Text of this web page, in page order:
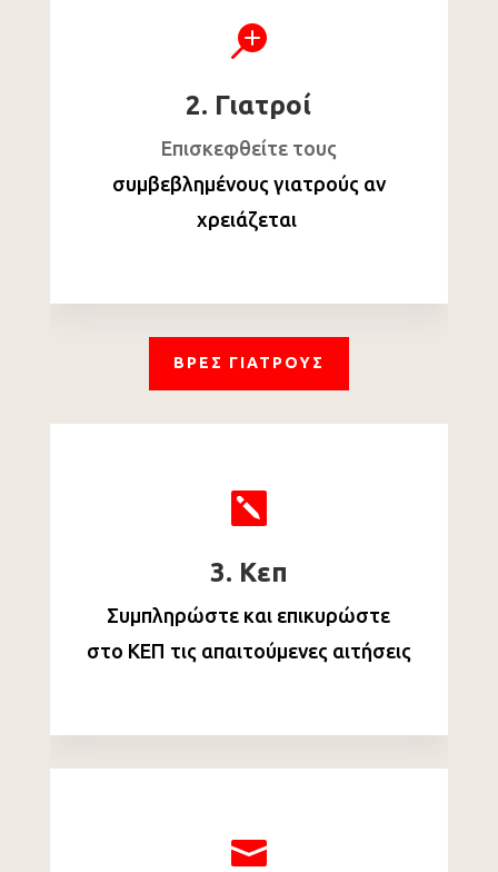

2. Γιατροί
Επισκεφθείτε τους
συμβεβλημένους γιατρούς αν
χρειάζεται
ΒΡΕΣ ΓΙΑΤΡΟΥΣ

3. Κεπ
Συμπληρώστε και επικυρώστε
στο ΚΕΠ τις απαιτούμενες αιτήσεις
